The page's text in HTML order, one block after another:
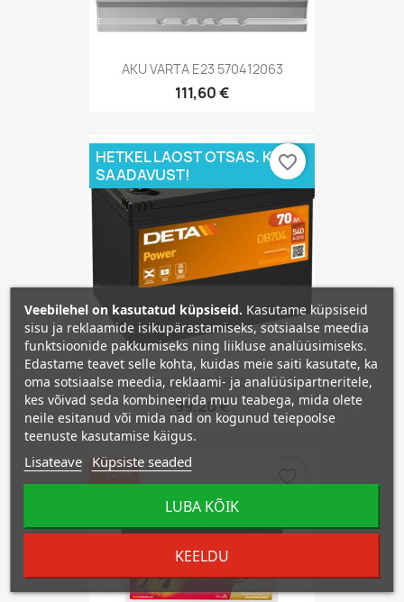
AKU VARTA E23 570412063
111,60 €
AKU DETA DB704
99,20 €
HETKEL LAOST OTSAS. KÜSI
SAADAVUST!
favorite_border
−15%
Veebilehel on kasutatud küpsiseid. Kasutame küpsiseid
sisu ja reklaamide isikupärastamiseks, sotsiaalse meedia
funktsioonide pakkumiseks ning liikluse analüüsimiseks.
Edastame teavet selle kohta, kuidas meie saiti kasutate, ka
oma sotsiaalse meedia, reklaami- ja analüüsipartneritele,
kes võivad seda kombineerida muu teabega, mida olete
neile esitanud või mida nad on kogunud teiepoolse
teenuste kasutamise käigus.
Lisateave Küpsiste seaded
KEELDU
LUBA KÕIK